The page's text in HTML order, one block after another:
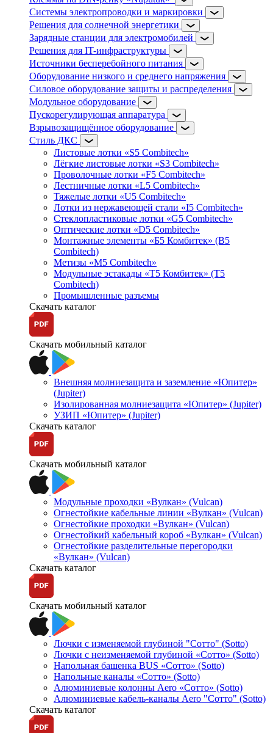
Системы электропроводки и маркировки
Решения для солнечной энергетики
Зарядные станции для электромобилей
Решения для IT-инфраструктуры
Источники бесперебойного питания
Оборудование низкого и среднего напряжения
Силовое оборудование защиты и распределения
Модульное оборудование
Пускорегулирующая аппаратура
Взрывозащищённое оборудование
Стиль ДКС
Листовые лотки «S5 Combitech»
Лёгкие листовые лотки «S3 Combitech»
Проволочные лотки «F5 Combitech»
Лестничные лотки «L5 Combitech»
Тяжелые лотки «U5 Combitech»
Лотки из нержавеющей стали «I5 Combitech»
Стеклопластиковые лотки «G5 Combitech»
Оптические лотки «D5 Combitech»
Монтажные элементы «Б5 Комбитек» (B5
Combitech)
Метизы «M5 Combitech»
Модульные эстакады «Т5 Комбитек» (T5
Combitech)
Промышленные разъемы
Скачать каталог
Скачать мобильный каталог
Внешняя молниезащита и заземление «Юпитер»
(Jupiter)
Изолированная молниезащита «Юпитер» (Jupiter)
УЗИП «Юпитер» (Jupiter)
Скачать каталог
Скачать мобильный каталог
Модульные проходки «Вулкан» (Vulcan)
Огнестойкие кабельные линии «Вулкан» (Vulcan)
Огнестойкие проходки «Вулкан» (Vulcan)
Огнестойкий кабельный короб «Вулкан» (Vulcan)
Огнестойкие разделительные перегородки
«Вулкан» (Vulcan)
Скачать каталог
Скачать мобильный каталог
Лючки с изменяемой глубиной "Сотто" (Sotto)
Лючки с неизменяемой глубиной «Сотто» (Sotto)
Напольная башенка BUS «Сотто» (Sotto)
Напольные каналы «Сотто» (Sotto)
Алюминиевые колонны Aero «Сотто» (Sotto)
Алюминиевые кабель-каналы Aero "Сотто" (Sotto)
Скачать каталог